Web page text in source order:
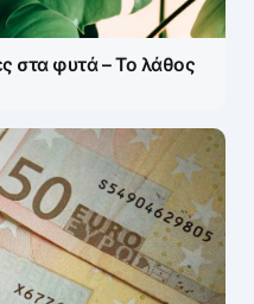
στα φυτά – Το λάθος